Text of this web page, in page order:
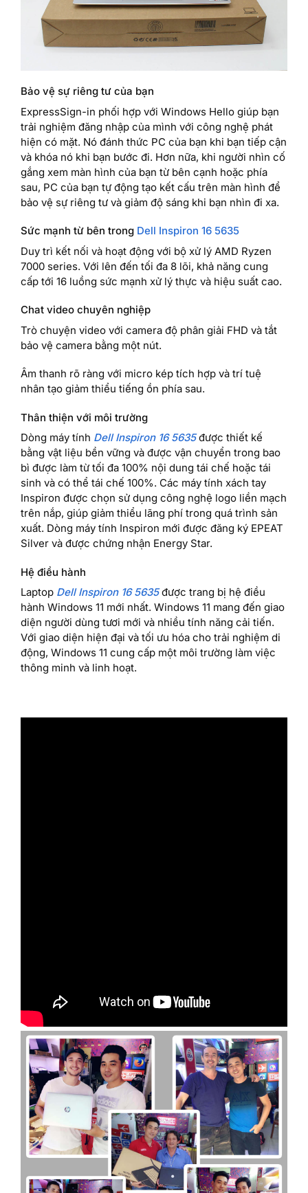
Bảo vệ sự riêng tư của bạn
ExpressSign-in phối hợp với Windows Hello giúp bạn
trải nghiệm đăng nhập của mình với công nghệ phát
hiện có mặt. Nó đánh thức PC của bạn khi bạn tiếp cận
và khóa nó khi bạn bước đi. Hơn nữa, khi người nhìn cố
gắng xem màn hình của bạn từ bên cạnh hoặc phía
sau, PC của bạn tự động tạo kết cấu trên màn hình để
bảo vệ sự riêng tư và giảm độ sáng khi bạn nhìn đi xa.
Sức mạnh từ bên trong Dell Inspiron 16 5635
Duy trì kết nối và hoạt động với bộ xử lý AMD Ryzen
7000 series. Với lên đến tối đa 8 lõi, khả năng cung
cấp tới 16 luồng sức mạnh xử lý thực và hiệu suất cao.
Chat video chuyên nghiệp
Trò chuyện video với camera độ phân giải FHD và tắt
bảo vệ camera bằng một nút.
Âm thanh rõ ràng với micro kép tích hợp và trí tuệ
nhân tạo giảm thiểu tiếng ồn phía sau.
Thân thiện với môi trường
Dòng máy tính Dell Inspiron 16 5635được thiết kế
bằng vật liệu bền vững và được vận chuyển trong bao
bì được làm từ tối đa 100% nội dung tái chế hoặc tái
sinh và có thể tái chế 100%. Các máy tính xách tay
Inspiron được chọn sử dụng công nghệ logo liền mạch
trên nắp, giúp giảm thiểu lãng phí trong quá trình sản
xuất. Dòng máy tính Inspiron mới được đăng ký EPEAT
Silver và được chứng nhận Energy Star.
Hệ điều hành
Laptop Dell Inspiron 16 5635được trang bị hệ điều
hành Windows 11 mới nhất. Windows 11 mang đến giao
diện người dùng tươi mới và nhiều tính năng cải tiến.
Với giao diện hiện đại và tối ưu hóa cho trải nghiệm di
động, Windows 11 cung cấp một môi trường làm việc
thông minh và linh hoạt.